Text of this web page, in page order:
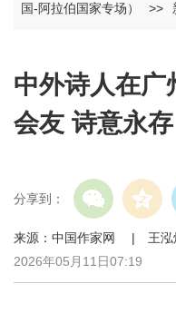
国-阿拉伯国家专场）
>>
中外诗人在广
会友 诗意永存
分享到：
来源：中国作家网 | 王
2026年05月11日07:19